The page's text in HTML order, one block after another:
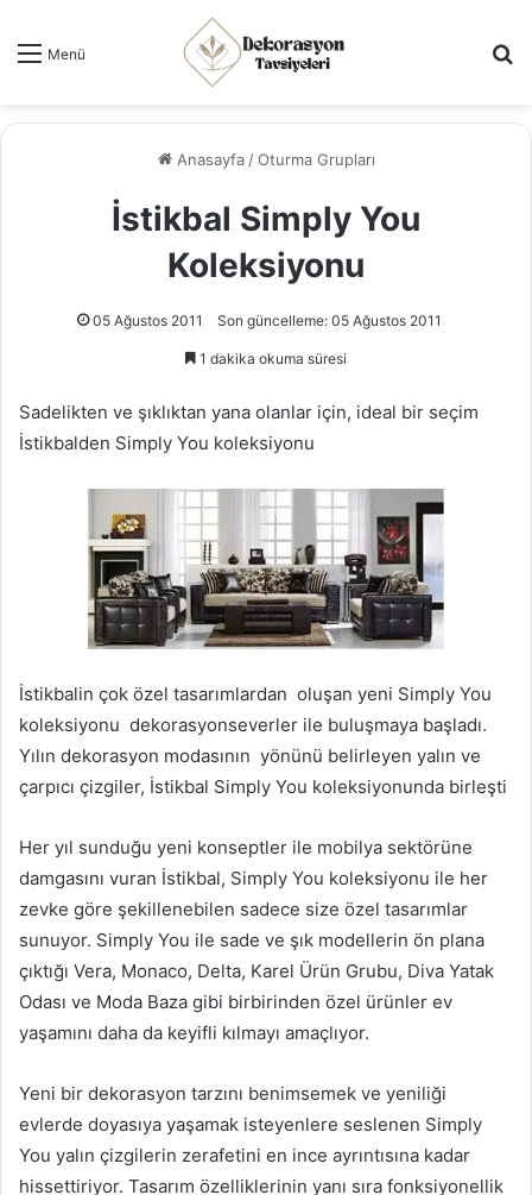
Menü
Anasayfa / Oturma Grupları
İstikbal Simply You
Koleksiyonu
05 Ağustos 2011 Son güncelleme: 05 Ağustos 2011
1 dakika okuma süresi
Sadelikten ve şıklıktan yana olanlar için, ideal bir seçim
İstikbalden Simply You koleksiyonu
İstikbalin çok özel tasarımlardan oluşan yeni Simply You
koleksiyonu dekorasyonseverler ile buluşmaya başladı.
Yılın dekorasyon modasının yönünü belirleyen yalın ve
çarpıcı çizgiler, İstikbal Simply You koleksiyonunda birleşti
Her yıl sunduğu yeni konseptler ile mobilya sektörüne
damgasını vuran İstikbal, Simply You koleksiyonu ile her
zevke göre şekillenebilen sadece size özel tasarımlar
sunuyor. Simply You ile sade ve şık modellerin ön plana
çıktığı Vera, Monaco, Delta, Karel Ürün Grubu, Diva Yatak
Odası ve Moda Baza gibi birbirinden özel ürünler ev
yaşamını daha da keyifli kılmayı amaçlıyor.
Yeni bir dekorasyon tarzını benimsemek ve yeniliği
evlerde doyasıya yaşamak isteyenlere seslenen Simply
You yalın çizgilerin zerafetini en ince ayrıntısına kadar
hissettiriyor. Tasarım özelliklerinin yanı sıra fonksiyonellik